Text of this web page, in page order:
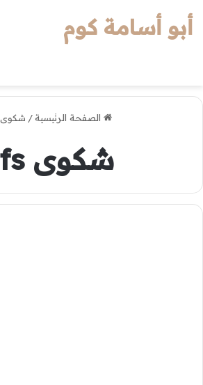
أبو أسامة كوم
الصفحة الرئيسية/ شكوى gfs
شكوى gfs